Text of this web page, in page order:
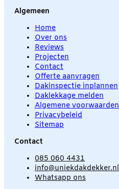
Algemeen
Home
Over ons
Reviews
Projecten
Contact
Offerte aanvragen
Dakinspectie inplannen
Daklekkage melden
Algemene voorwaarden
Privacybeleid
Sitemap
Contact
085 060 4431
info@uniekdakdekker.nl
Whatsapp ons